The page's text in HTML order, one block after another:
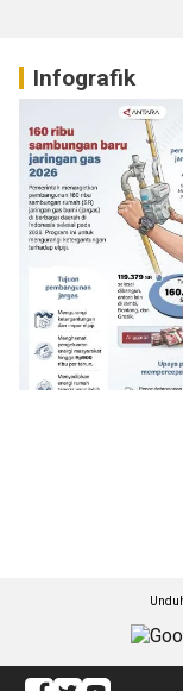
Infografik